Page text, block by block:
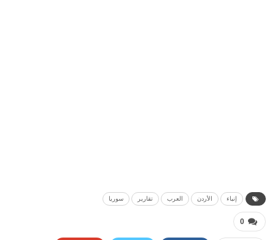
إنباء الأردن العرب تقارير سوريا
0